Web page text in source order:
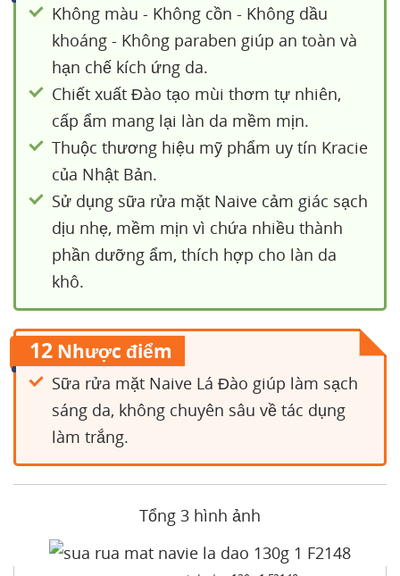
Không màu - Không cồn - Không dầu
khoáng - Không paraben giúp an toàn và
hạn chế kích ứng da.
Chiết xuất Đào tạo mùi thơm tự nhiên,
cấp ẩm mang lại làn da mềm mịn.
Thuộc thương hiệu mỹ phẩm uy tín Kracie
của Nhật Bản.
Sử dụng sữa rửa mặt Naive cảm giác sạch
dịu nhẹ, mềm mịn vì chứa nhiều thành
phần dưỡng ẩm, thích hợp cho làn da
khô.
12 Nhược điểm
Sữa rửa mặt Naive Lá Đào giúp làm sạch
sáng da, không chuyên sâu về tác dụng
làm trắng.
Tổng 3 hình ảnh